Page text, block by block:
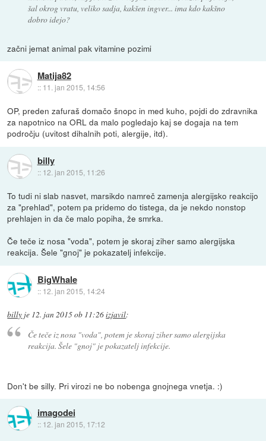
šal okrog vratu, veliko sadja, kakšen ingver... ima kdo kakšno
dobro idejo?
začni jemat animal pak vitamine pozimi
Matija82
:: 11. jan 2015, 14:56
OP, preden zafuraš domačo šnopc in med kuho, pojdi do zdravnika
za napotnico na ORL da malo pogledajo kaj se dogaja na tem
področju (uvitost dihalnih poti, alergije, itd).
billy
:: 12. jan 2015, 11:26
To tudi ni slab nasvet, marsikdo namreč zamenja alergijsko reakcijo
za "prehlad", potem pa pridemo do tistega, da je nekdo nonstop
prehlajen in da če malo popiha, že smrka.
Če teče iz nosa "voda", potem je skoraj ziher samo alergijska
reakcija. Šele "gnoj" je pokazatelj infekcije.
BigWhale
:: 12. jan 2015, 14:24
billy je 12. jan 2015 ob 11:26izjavil:
Če teče iz nosa "voda", potem je skoraj ziher samo alergijska
reakcija. Šele "gnoj" je pokazatelj infekcije.
Don't be silly. Pri virozi ne bo nobenga gnojnega vnetja. :)
imagodei
:: 12. jan 2015, 17:12